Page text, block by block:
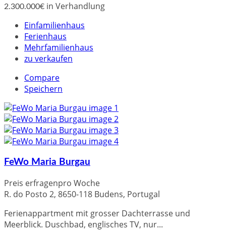
2.300.000€ in Verhandlung
Einfamilienhaus
Ferienhaus
Mehrfamilienhaus
zu verkaufen
Compare
Speichern
FeWo Maria Burgau
Preis erfragenpro Woche
R. do Posto 2, 8650-118 Budens, Portugal
Ferienappartment mit grosser Dachterrasse und
Meerblick. Duschbad, englisches TV, nur...